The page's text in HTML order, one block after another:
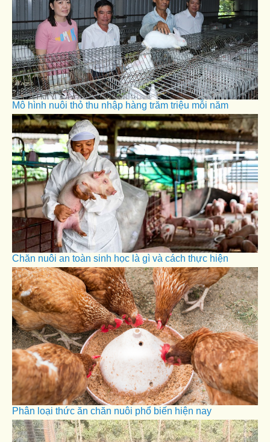
Mô hình nuôi thỏ thu nhập hàng trăm triệu mỗi năm
Chăn nuôi an toàn sinh học là gì và cách thực hiện
Phân loại thức ăn chăn nuôi phổ biến hiện nay